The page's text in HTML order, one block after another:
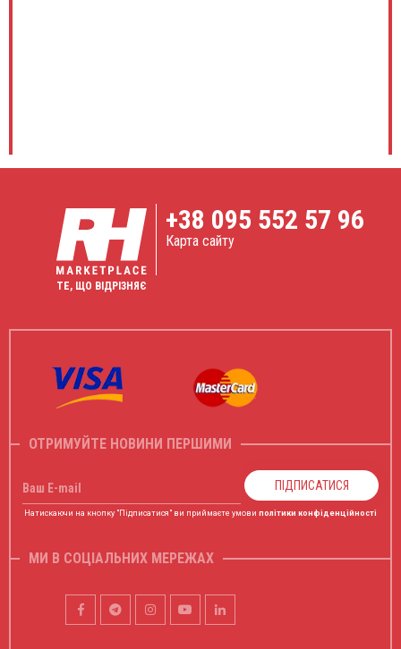
ТЕ, ЩО ВІДРІЗНЯЄ
+38 095 552 57 96
Карта сайту
ОТРИМУЙТЕ НОВИНИ ПЕРШИМИ
Ваш E-mail ПІДПИСАТИСЯ
Натискаючи на кнопку "Підписатися" ви приймаєте умови політики конфіденційності
МИ В СОЦІАЛЬНИХ МЕРЕЖАХ